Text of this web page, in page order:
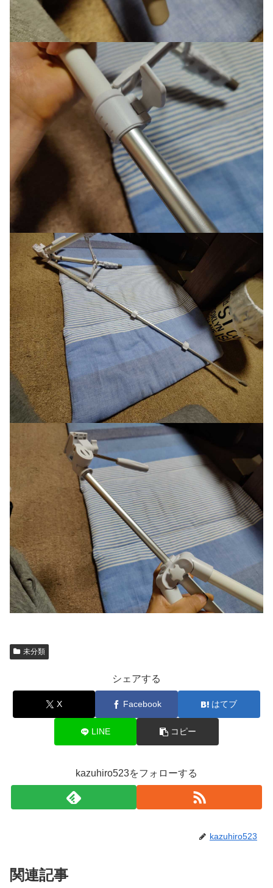
未分類
シェアする
X Facebook はてブ
LINE コピー
kazuhiro523をフォローする
kazuhiro523
関連記事